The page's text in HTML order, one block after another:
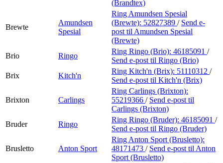
(Brandtex)
Brewte
Amundsen
Spesial
Ring Amundsen Spesial
(Brewte): 52827389 / Send e-
post til Amundsen Spesial
(Brewte)
Brio
Ringo
Ring Ringo (Brio): 46185091 /
Send e-post til Ringo (Brio)
Brix
Kitch'n
Ring Kitch'n (Brix): 51110312 /
Send e-post til Kitch'n (Brix)
Brixton Carlings
Ring Carlings (Brixton):
55219366 / Send e-post til
Carlings (Brixton)
Bruder
Ringo
Ring Ringo (Bruder): 46185091 /
Send e-post til Ringo (Bruder)
Brusletto Anton Sport
Ring Anton Sport (Brusletto):
48171473 / Send e-post til Anton
Sport (Brusletto)